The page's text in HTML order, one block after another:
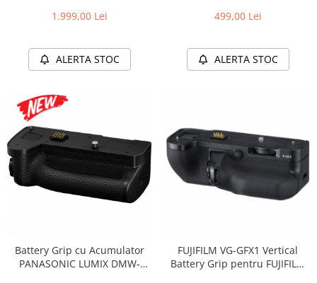
1.999,00 Lei
ALERTA STOC
499,00 Lei
ALERTA STOC
Battery Grip cu Acumulator
PANASONIC LUMIX DMW-
FUJIFILM VG-GFX1 Vertical
Battery Grip pentru FUJIFILM